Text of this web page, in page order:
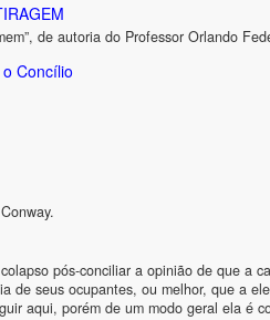
de autoria do Professor Orlando
Concílio
pós-conciliar a opinião de que a
de seus ocupantes, ou melhor, que a
aqui, porém de um modo geral ela é